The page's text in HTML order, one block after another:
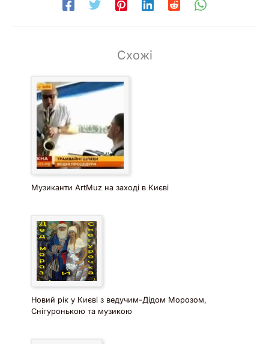
Схожі
Музиканти ArtMuz на заході в Києві
Новий рік у Києві з ведучим-Дідом Морозом,
Снігуронькою та музикою